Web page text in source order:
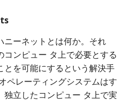
ニーネットとは何か。それ
コンピュー タ上で必要とする
とを可能にするという解決手
ペレーティングシステムはす
独立したコンピュー タ上で実